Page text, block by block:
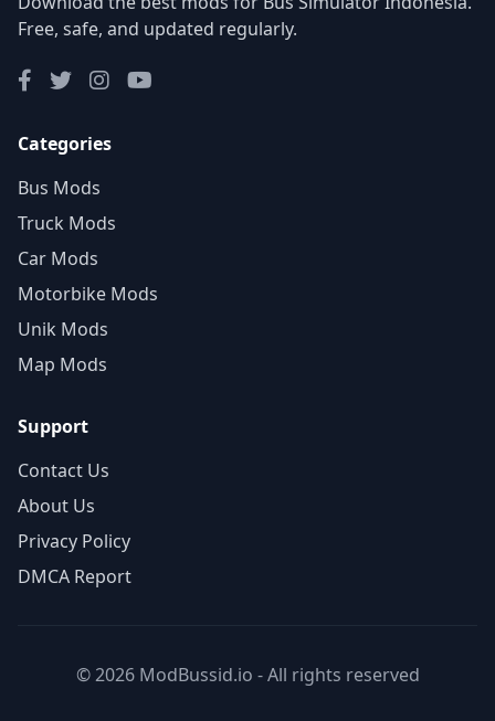
Free, safe, and updated regularly.
Categories
Bus Mods
Truck Mods
Car Mods
Motorbike Mods
Unik Mods
Map Mods
Support
Contact Us
About Us
Privacy Policy
DMCA Report
© 2026 ModBussid.io - All rights reserved